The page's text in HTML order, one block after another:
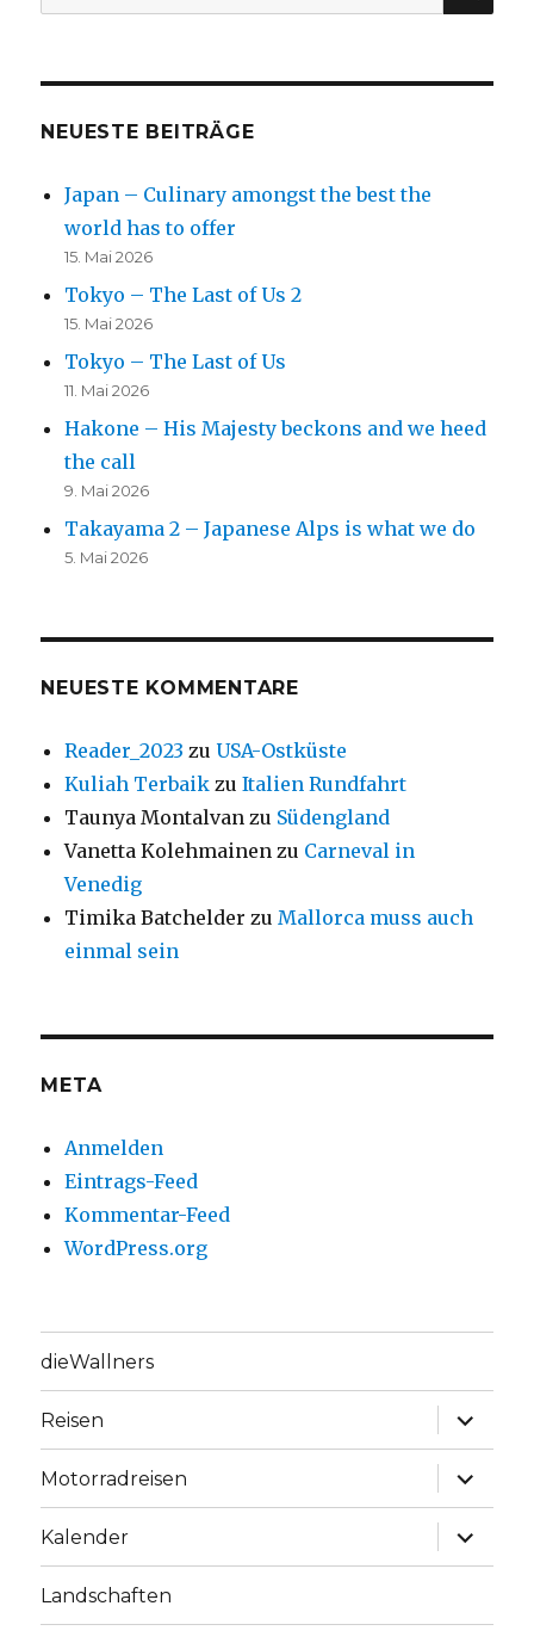
nach:
NEUESTE BEITRÄGE
Japan – Culinary amongst the best the
world has to offer
15. Mai 2026
Tokyo – The Last of Us 2
15. Mai 2026
Tokyo – The Last of Us
11. Mai 2026
Hakone – His Majesty beckons and we heed
the call
9. Mai 2026
Takayama 2 – Japanese Alps is what we do
5. Mai 2026
NEUESTE KOMMENTARE
Reader_2023 zuUSA-Ostküste
Kuliah Terbaik zuItalien Rundfahrt
Taunya Montalvan zu Südengland
Vanetta Kolehmainen zu Carneval in
Venedig
Timika Batchelder zuMallorca muss auch
einmal sein
META
Anmelden
Eintrags-Feed
Kommentar-Feed
WordPress.org
dieWallners
Reisen
Motorradreisen
Kalender
Landschaften